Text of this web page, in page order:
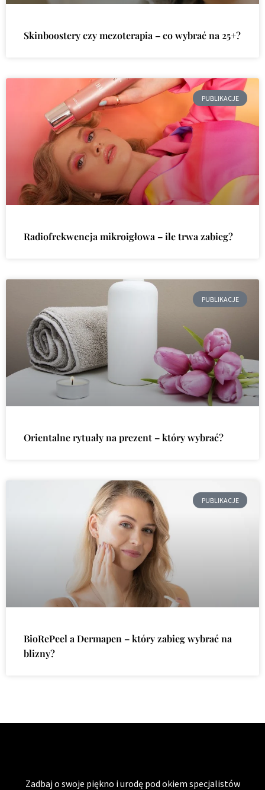
Skinboostery czy mezoterapia – co wybrać na 25+?
PUBLIKACJE
Radiofrekwencja mikroigłowa – ile trwa zabieg?
PUBLIKACJE
Orientalne rytuały na prezent – który wybrać?
PUBLIKACJE
BioRePeel a Dermapen – który zabieg wybrać na
blizny?
Zadbaj o swoje piękno i urodę pod okiem specjalistów